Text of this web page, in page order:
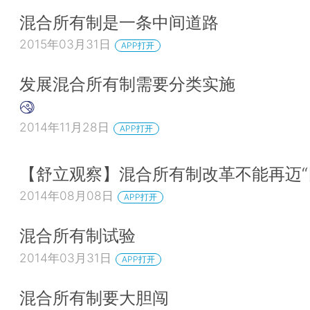
混合所有制是一条中间道路
2015年03月31日 APP打开
发展混合所有制需要分类实施
2014年11月28日 APP打开
【舒立观察】混合所有制改革不能再迈
2014年08月08日 APP打开
混合所有制试验
2014年03月31日 APP打开
混合所有制要大胆闯